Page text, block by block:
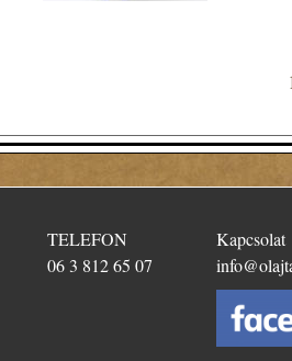
TELEFON
06 3 812 65 07
Kapcsolat